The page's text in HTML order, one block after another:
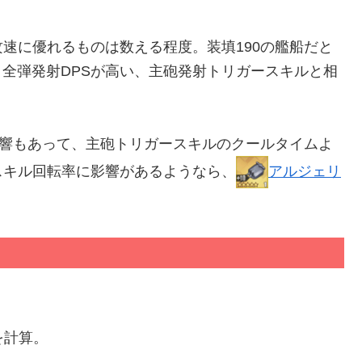
に優れるものは数える程度。装填190の艦船だと
弾発射DPSが高い、主砲発射トリガースキルと相
もあって、主砲トリガースキルのクールタイムよ
ル回転率に影響があるようなら、
アルジェリ
算。